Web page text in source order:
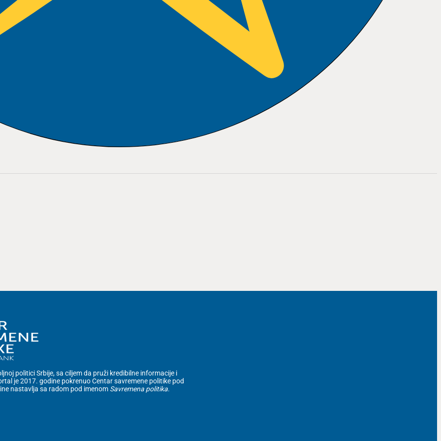
politici Srbije, sa ciljem da pruži kredibilne informacije i
je 2017. godine pokrenuo Centar savremene politike pod
nastavlja sa radom pod imenom Savremena politika.